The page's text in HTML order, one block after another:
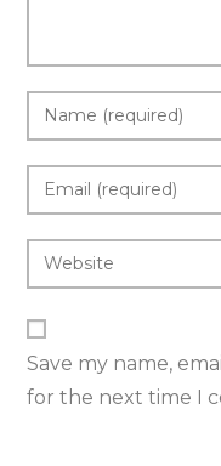
Save my name,
for the next time I